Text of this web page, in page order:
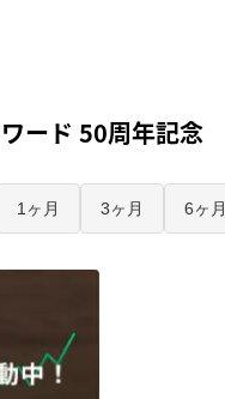
ード 50周年記念
1ヶ月 3ヶ月 6ヶ月